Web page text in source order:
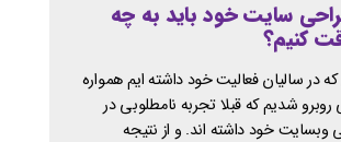
سایت خود باید به چه
کنیم؟
که در سالیان فعالیت خود داشته ایم همواره
روبرو شدیم که قبلا تجربه نامطلوبی در
وبسایت خود داشته اند. و از نتیجه